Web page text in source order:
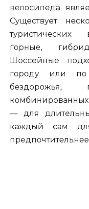
велосипеда
Существует
туристических
горные,
Шоссейные
городу или
комбинированных
— для
каждый сам